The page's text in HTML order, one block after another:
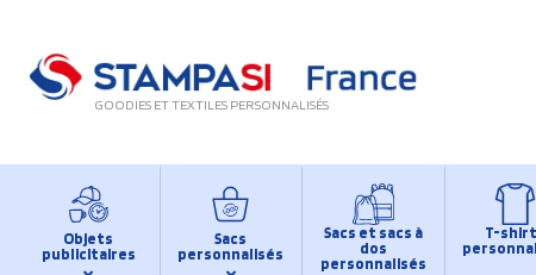
GOODIES ET TEXTILES PERSONNALISÉS
Objets
publicitaires
Sacs
personnalisés
Sacs et sacs à
dos
personnalisés
T-